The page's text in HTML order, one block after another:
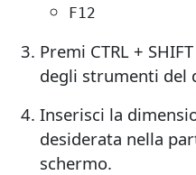
F12
Premi CTRL +
degli strumenti del
Inserisci la
desiderata nella
schermo.